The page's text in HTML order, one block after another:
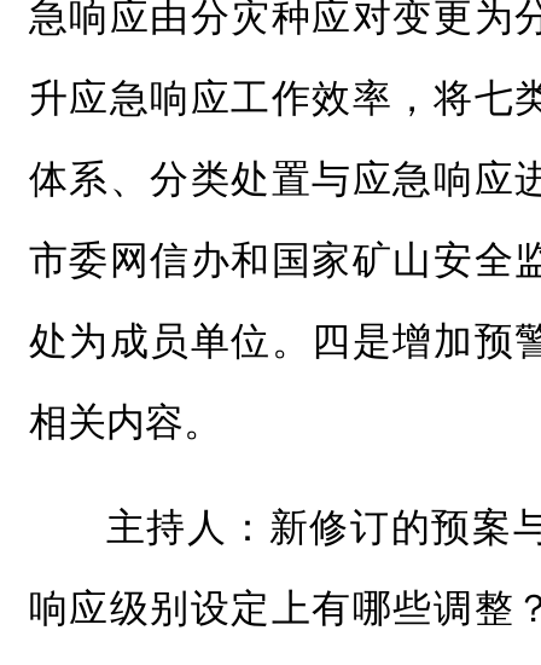
急响应由分灾种应对变更为
升应急响应工作效率，将七
体系、分类处置与应急响应
市委网信办和国家矿山安全
处为成员单位。四是增加预
相关内容。
主持人：新修订的预案
响应级别设定上有哪些调整